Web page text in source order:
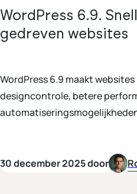
WordPress 6.9.
gedreven websites
WordPress 6.9 maakt
designcontrole, betere
30 december 2025 door